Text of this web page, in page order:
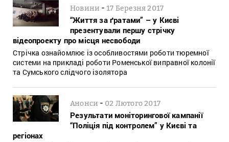
Новини -17 Березня 2017
“Життя за ґратами” – у Києві
презентували першу стрічку
відеопроекту про місця несвободи
Стрічка ознайомлює із особливостями роботи тюремної
системи на прикладі роботи Роменської виправної колонії
та Сумського слідчого ізолятора
Анонси - 02 Лютого 2017
Результати моніторингової кампанії
“Поліція під контролем” у Києві та
регіонах